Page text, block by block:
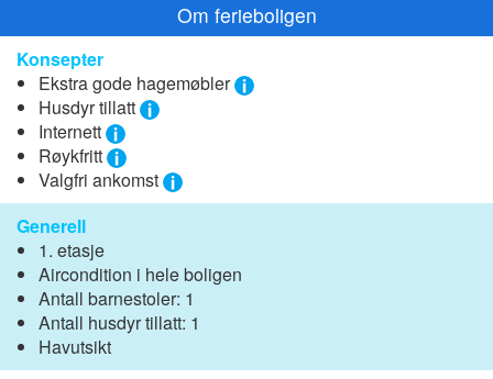
Om ferieboligen
Konsepter
Ekstra gode hagemøbler
Husdyr tillatt
Internett
Røykfritt
Valgfri ankomst
Generell
1. etasje
Aircondition i hele boligen
Antall barnestoler: 1
Antall husdyr tillatt: 1
Havutsikt